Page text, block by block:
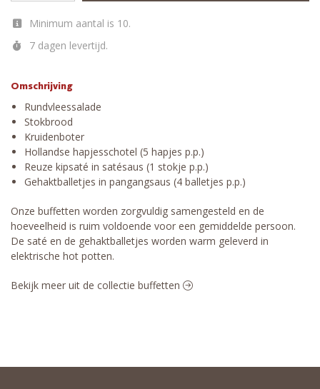
Omschrijving
Rundvleessalade
Stokbrood
Kruidenboter
Hollandse hapjesschotel (5 hapjes p.p.)
Reuze kipsaté in satésaus (1 stokje p.p.)
Gehaktballetjes in pangangsaus (4 balletjes p.p.)
Onze buffetten worden zorgvuldig samengesteld en de
hoeveelheid is ruim voldoende voor een gemiddelde persoon.
De saté en de gehaktballetjes worden warm geleverd in
elektrische hot potten.
Minimum aantal is 10.
7 dagen levertijd.
Bekijk meer uit de collectie buffetten